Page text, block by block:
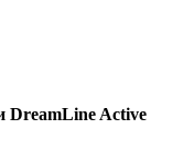
DreamLine Active